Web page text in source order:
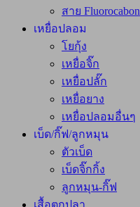
สาย Fluorocabon
เหยื่อปลอม
โยกุ้ง
เหยื่อจิ๊ก
เหยื่อปลั๊ก
เหยื่อยาง
เหยื่อปลอมอื่นๆ
เบ็ด/กิ๊ฟ/ลูกหมุน
ตัวเบ็ด
เบ็ดจิ๊กกิ้ง
ลูกหมุน-กิ๊ฟ
เสื้อตกปลา